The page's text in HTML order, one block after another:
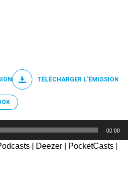
TÉLÉCHARGER L'ÉMISSION
00:00
Deezer PocketCasts